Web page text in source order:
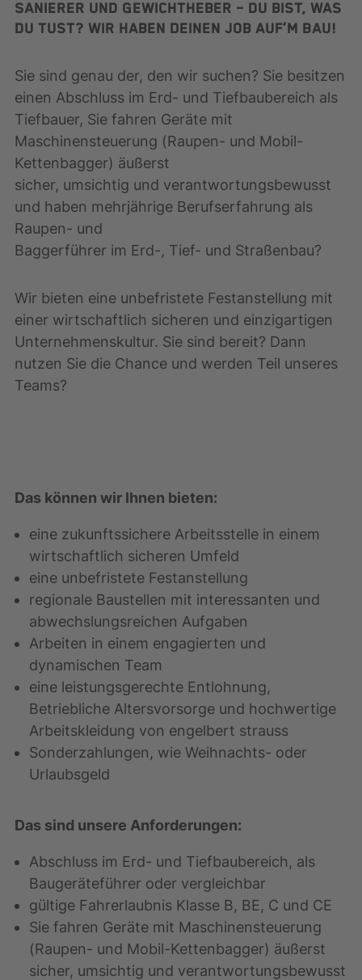
Sanierer und Gewichtheber – du bist, was
du tust? Wir haben Deinen Job auf’m Bau!
Sie sind genau der, den wir suchen? Sie besitzen
einen Abschluss im Erd- und Tiefbaubereich als
Tiefbauer, Sie fahren Geräte mit
Maschinensteuerung (Raupen- und Mobil-
Kettenbagger) äußerst
sicher, umsichtig und verantwortungsbewusst
und haben mehrjährige Berufserfahrung als
Raupen- und
Baggerführer im Erd-, Tief- und Straßenbau?
Wir bieten eine unbefristete Festanstellung mit
einer wirtschaftlich sicheren und einzigartigen
Unternehmenskultur. Sie sind bereit? Dann
nutzen Sie die Chance und werden Teil unseres
Teams?
Das können wir Ihnen bieten:
eine zukunftssichere Arbeitsstelle in einem
wirtschaftlich sicheren Umfeld
eine unbefristete Festanstellung
regionale Baustellen mit interessanten und
abwechslungsreichen Aufgaben
Arbeiten in einem engagierten und
dynamischen Team
eine leistungsgerechte Entlohnung,
Betriebliche Altersvorsorge und hochwertige
Arbeitskleidung von engelbert strauss
Sonderzahlungen, wie Weihnachts- oder
Urlaubsgeld
Das sind unsere Anforderungen:
Abschluss im Erd- und Tiefbaubereich, als
Baugeräteführer oder vergleichbar
gültige Fahrerlaubnis Klasse B, BE, C und CE
Sie fahren Geräte mit Maschinensteuerung
(Raupen- und Mobil-Kettenbagger) äußerst
sicher, umsichtig und verantwortungsbewusst